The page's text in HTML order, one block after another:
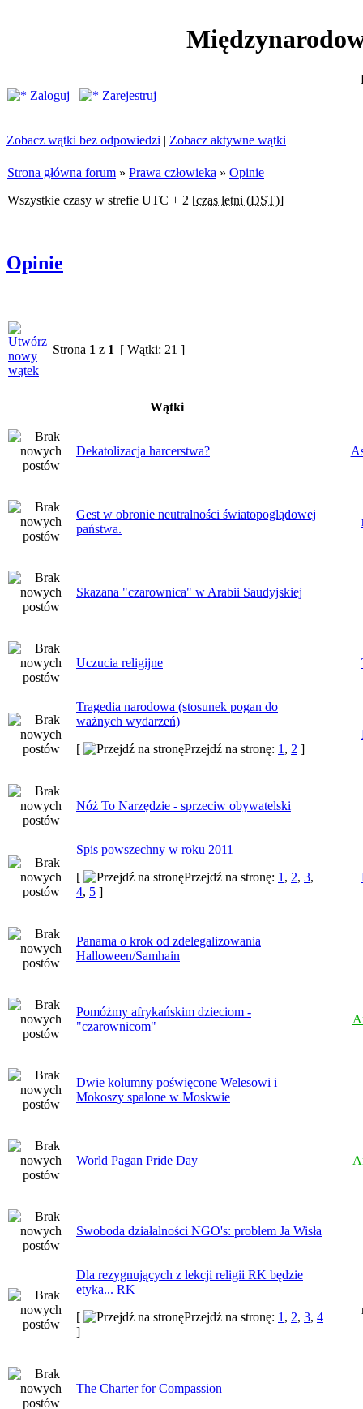
Zaloguj
Zarejestruj
Zobacz wątki bez odpowiedzi | Zobacz aktywne wątki
Strona główna forum » Prawa człowieka » Opinie
Wszystkie czasy w strefie UTC + 2 [czas letni (DST)]
Opinie
Strona 1 z 1 [ Wątki: 21 ]
Wątki
Dekatolizacja harcerstwa?
Gest w obronie neutralności światopoglądowej
państwa.
Skazana "czarownica" w Arabii Saudyjskiej
Uczucia religijne
Tragedia narodowa (stosunek pogan do
ważnych wydarzeń)
[
Przejdź na stronę: 1 , 2 ]
Nóż To Narzędzie - sprzeciw obywatelski
Spis powszechny w roku 2011
[
Przejdź na stronę: 1 , 2, 3,
4, 5 ]
Panama o krok od zdelegalizowania
Halloween/Samhain
Pomóżmy afrykańskim dzieciom -
"czarownicom"
Dwie kolumny poświęcone Welesowi i
Mokoszy spalone w Moskwie
World Pagan Pride Day
Swoboda działalności NGO's: problem Ja Wisła
Dla rezygnujących z lekcji religii RK będzie
etyka... RK
[
Przejdź na stronę: 1 , 2, 3, 4
]
The Charter for Compassion